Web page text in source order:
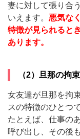
妻に対して張り合
いえます。 悪気な
特徴が見られると
あります。
（2）旦那の拘
女友達が旦那を拘
スの特徴のひとつで
たとえば、仕事の
呼び出し、その後